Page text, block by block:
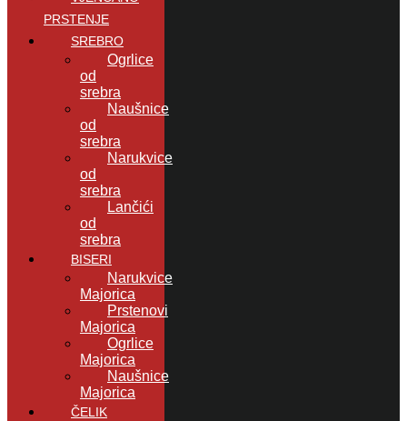
PRSTENJE
SREBRO
Ogrlice
od
srebra
Naušnice
od
srebra
Narukvice
od
srebra
Lančići
od
srebra
BISERI
Narukvice
Majorica
Prstenovi
Majorica
Ogrlice
Majorica
Naušnice
Majorica
ČELIK